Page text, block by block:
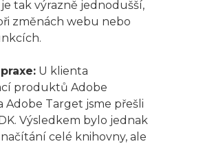
je tak výrazně jednodušší,
změnách webu nebo
U klienta
produktů Adobe
Adobe Target jsme přešli
Výsledkem bylo jednak
celé knihovny, ale